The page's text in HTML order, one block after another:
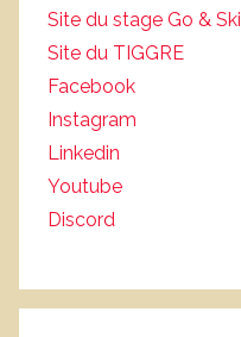
Site du stage Go & Ski
Site du TIGGRE
Facebook
Instagram
Linkedin
Youtube
Discord